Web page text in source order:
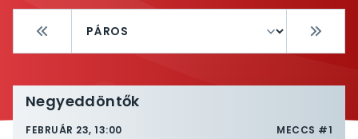
Negyeddöntők
FEBRUÁR 23, 13:00 MECCS #1